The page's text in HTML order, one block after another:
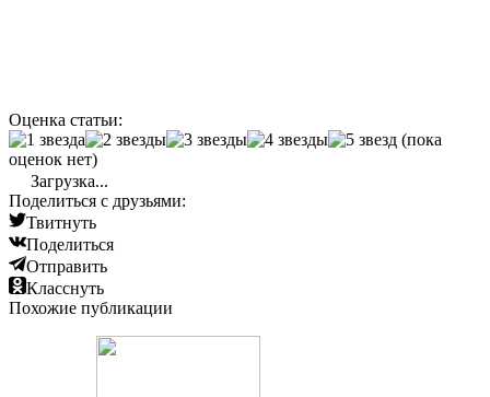
Оценка статьи:
(пока
оценок нет)
Загрузка...
Поделиться с друзьями:
Твитнуть
Поделиться
Отправить
Класснуть
Похожие публикации